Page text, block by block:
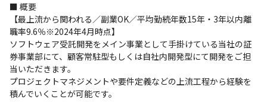
■ 概要
【最上流から関われる／副業OK／平均勤続年数15年・3年以内離
職率9.6％※2024年4月時点】
ソフトウェア受託開発をメイン事業として手掛けている当社の証
券事業部にて、顧客常駐型もしくは自社内開発型にて開発をご担
当いただきます。
プロジェクトマネジメントや要件定義などの上流工程から経験を
積んでいくことが可能です。